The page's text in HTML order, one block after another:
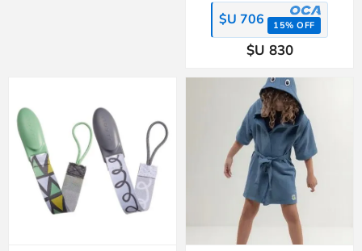
$U 706 15% OFF
$U 830